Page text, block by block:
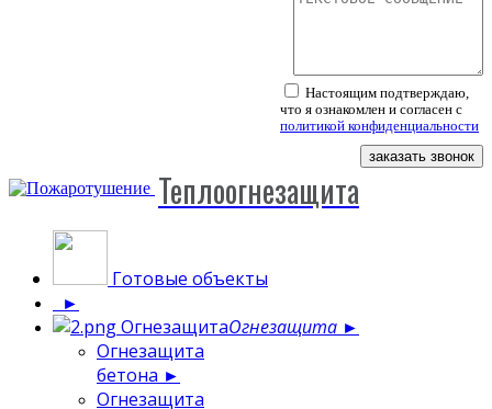
Настоящим подтверждаю,
что я ознакомлен и согласен с
политикой конфиденциальности
заказать звонок
Теплоогнезащита
Готовые объекты
►
ОгнезащитаОгнезащита ►
Огнезащита
бетона ►
Огнезащита